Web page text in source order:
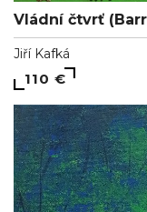
Vládní čtvrť
Jiří Kafká
110 €